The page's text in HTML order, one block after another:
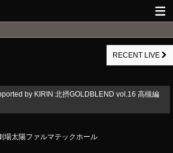
RECENT LIVE
by KIRIN 北摂GOLDBLEND vol.16 高槻編
場太陽ファルマテックホール